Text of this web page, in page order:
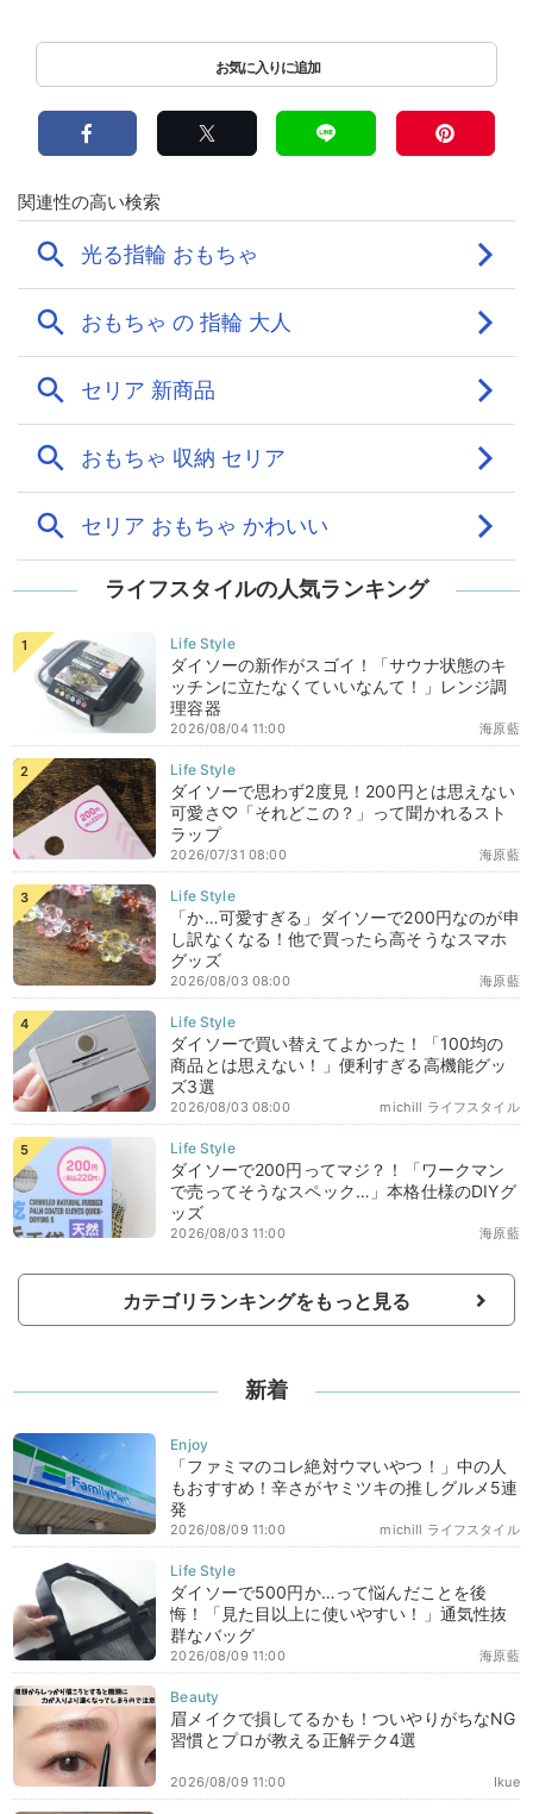
ライフスタイルの人気ランキング
ダイソーの新作がスゴイ！「サウナ状態のキ
ッチンに立たなくていいなんて！」レンジ調
理容器
海原藍
2026/08/04 11:00
ダイソーで思わず2度見！200円とは思えない
可愛さ♡「それどこの？」って聞かれるスト
ラップ
海原藍
2026/07/31 08:00
「か…可愛すぎる」ダイソーで200円なのが申
し訳なくなる！他で買ったら高そうなスマホ
グッズ
海原藍
2026/08/03 08:00
ダイソーで買い替えてよかった！「100均の
商品とは思えない！」便利すぎる高機能グッ
ズ3選
michill ライフスタイル
2026/08/03 08:00
ダイソーで200円ってマジ？！「ワークマン
で売ってそうなスペック…」本格仕様のDIYグ
ッズ
海原藍
2026/08/03 11:00
カテゴリランキングをもっと見る
新着
「ファミマのコレ絶対ウマいやつ！」中の人
もおすすめ！辛さがヤミツキの推しグルメ5連
発
michill ライフスタイル
2026/08/09 11:00
ダイソーで500円か…って悩んだことを後
悔！「見た目以上に使いやすい！」通気性抜
群なバッグ
海原藍
2026/08/09 11:00
眉メイクで損してるかも！ついやりがちなNG
習慣とプロが教える正解テク4選
Ikue
2026/08/09 11:00